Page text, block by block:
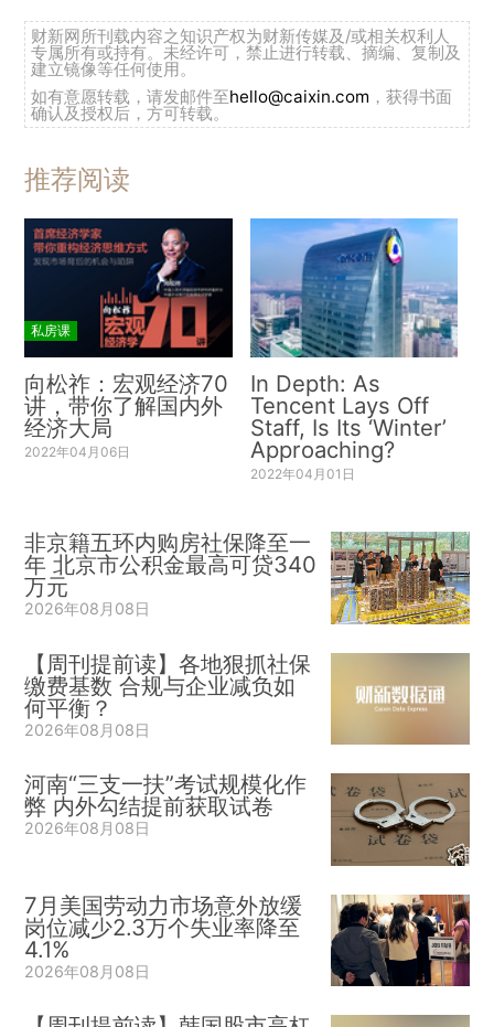
财新网所刊载内容之知识产权为财新传媒及/或相关权利人
专属所有或持有。未经许可，禁止进行转载、摘编、复制及
建立镜像等任何使用。
如有意愿转载，请发邮件至hello@caixin.com ，获得书面
确认及授权后，方可转载。
推荐阅读
私房课
向松祚：宏观经济70
讲，带你了解国内外
经济大局
2022年04月06日
In Depth: As
Tencent Lays Off
Staff, Is Its ‘Winter’
Approaching?
2022年04月01日
非京籍五环内购房社保降至一
年 北京市公积金最高可贷340
万元
2026年08月08日
【周刊提前读】各地狠抓社保
缴费基数 合规与企业减负如
何平衡？
2026年08月08日
河南“三支一扶”考试规模化作
弊 内外勾结提前获取试卷
2026年08月08日
7月美国劳动力市场意外放缓
岗位减少2.3万个失业率降至
4.1%
2026年08月08日